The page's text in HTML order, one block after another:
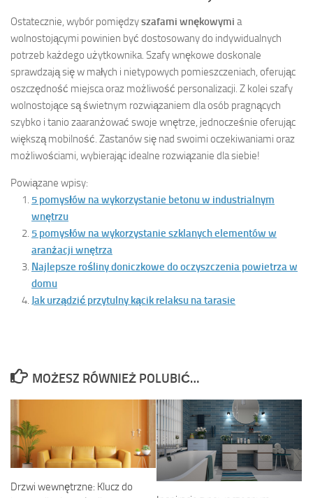
Ostatecznie, wybór pomiędzyszafami wnękowymi a
wolnostojącymi powinien być dostosowany do indywidualnych
potrzeb każdego użytkownika. Szafy wnękowe doskonale
sprawdzają się w małych i nietypowych pomieszczeniach, oferując
oszczędność miejsca oraz możliwość personalizacji. Z kolei szafy
wolnostojące są świetnym rozwiązaniem dla osób pragnących
szybko i tanio zaaranżować swoje wnętrze, jednocześnie oferując
większą mobilność. Zastanów się nad swoimi oczekiwaniami oraz
możliwościami, wybierając idealne rozwiązanie dla siebie!
Powiązane wpisy:
5 pomysłów na wykorzystanie betonu w industrialnym
wnętrzu
5 pomysłów na wykorzystanie szklanych elementów w
aranżacji wnętrza
Najlepsze rośliny doniczkowe do oczyszczenia powietrza w
domu
Jak urządzić przytulny kącik relaksu na tarasie
MOŻESZ RÓWNIEŻ POLUBIĆ…
Drzwi wewnętrzne: Klucz do